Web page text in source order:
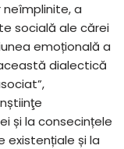
a
socială ale cărei
emoțională a
dialectică
și la consecințele
existențiale și la